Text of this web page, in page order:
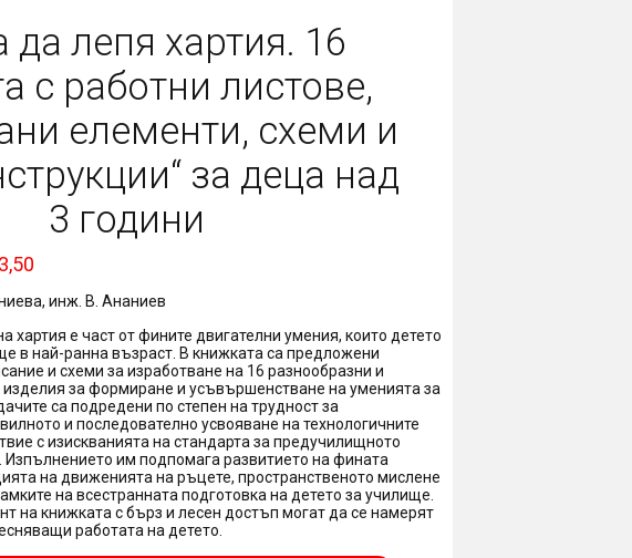
да лепя хартия. 16
с работни листове,
елементи, схеми и
за деца над
3 години
инж. В. Ананиев
хартия е част от фините двигателни умения, които детето
в най-ранна възраст. В книжката са предложени
и схеми за изработване на 16 разнообразни и
изделия за формиране и усъвършенстване на уменията за
са подредени по степен на трудност за
и последователно усвояване на технологичните
с изискванията на стандарта за предучилищното
им подпомага развитието на фината
на движенията на ръцете, пространственото мислене
на всестранната подготовка на детето за училище.
на книжката с бърз и лесен достъп могат да се намерят
работата на детето.